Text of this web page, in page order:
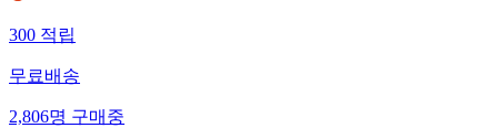
300 적립
무료배송
2,806명 구매중